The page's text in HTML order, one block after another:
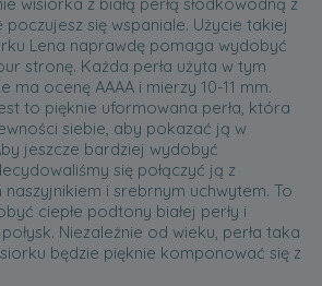
wisiorka z białą perłą słodkowodną z
się wspaniale. Użycie takiej
Lena naprawdę pomaga wydobyć
stronę. Każda perła użyta w tym
ocenę AAAA i mierzy 10-11 mm.
to pięknie uformowana perła, która
siebie, aby pokazać ją w
jeszcze bardziej wydobyć
się połączyć ją z
i srebrnym uchwytem. To
ciepłe podtony białej perły i
Niezależnie od wieku, perła taka
będzie pięknie komponować się z